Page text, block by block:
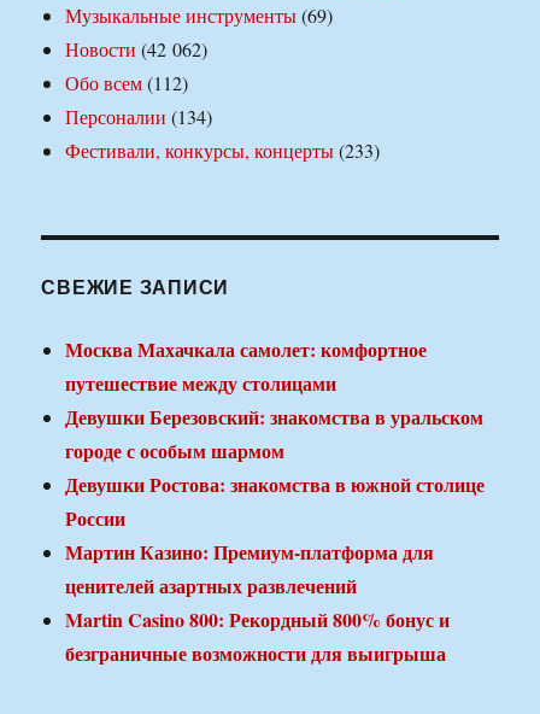
Музыкальные инструменты(69)
Новости (42 062)
Обо всем(112)
Персоналии (134)
Фестивали, конкурсы, концерты(233)
СВЕЖИЕ ЗАПИСИ
Москва Махачкала самолет: комфортное
путешествие между столицами
Девушки Березовский: знакомства в уральском
городе с особым шармом
Девушки Ростова: знакомства в южной столице
России
Мартин Казино: Премиум-платформа для
ценителей азартных развлечений
Martin Casino 800: Рекордный 800% бонус и
безграничные возможности для выигрыша